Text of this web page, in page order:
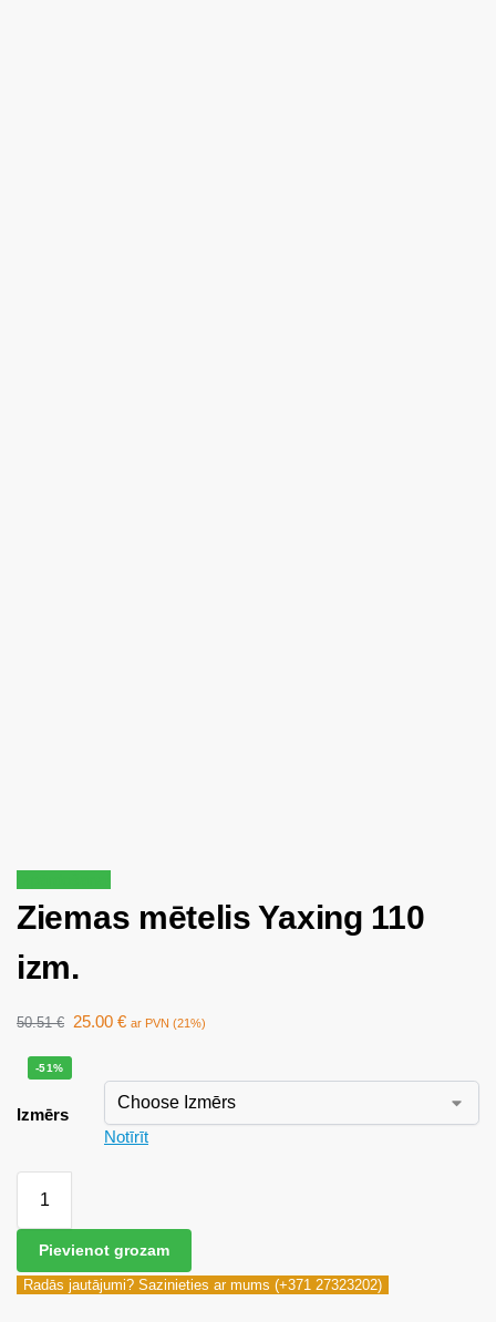
Ziemas mētelis Yaxing 110
izm.
50.51€ 25.00 € ar PVN (21%)
-51%
Izmērs
Notīrīt
Pievienot grozam
Radās jautājumi? Sazinieties ar mums (+371 27323202)